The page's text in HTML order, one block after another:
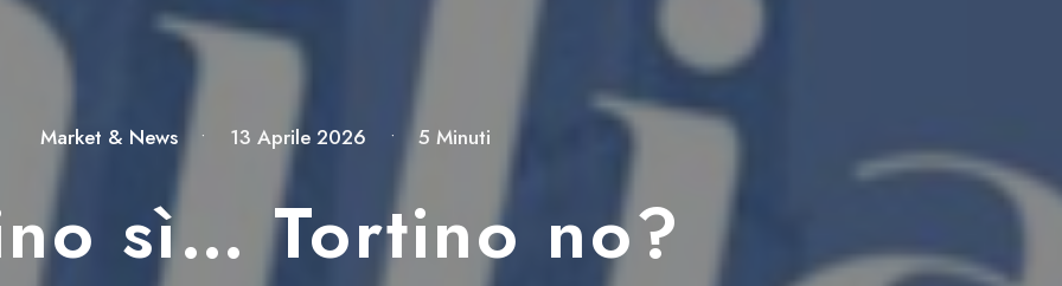
Market & News • 13 Aprile 2026 • 5 Minuti
sì… Tortino no?